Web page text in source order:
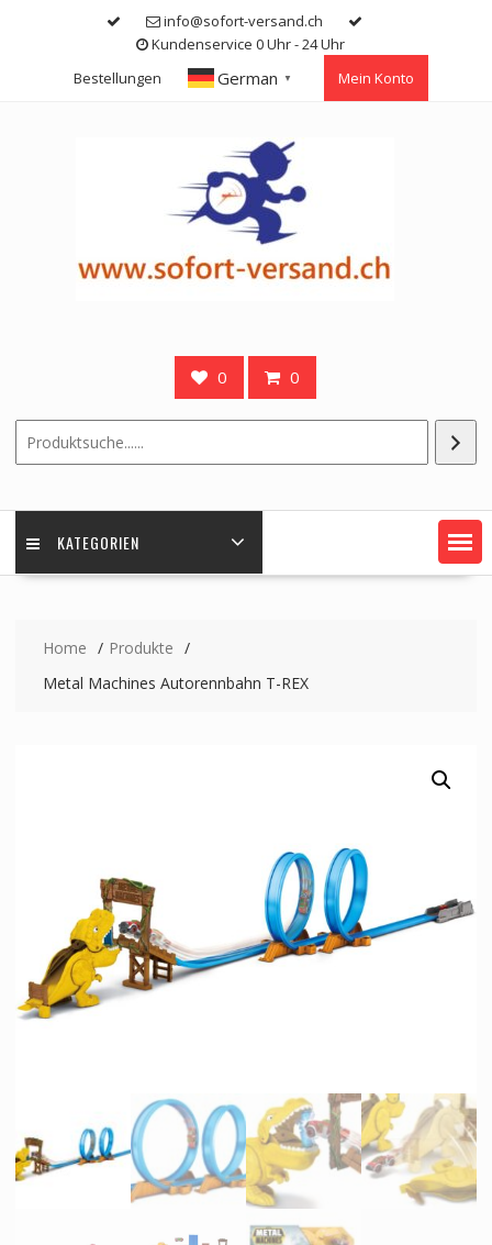
info@sofort-versand.ch
Kundenservice 0 Uhr - 24 Uhr
Bestellungen
German ▼ Mein Konto
0 0
KATEGORIEN
Home
Produkte
Metal Machines Autorennbahn T-REX